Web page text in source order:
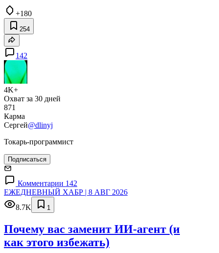
+180
254
142
4K+
Охват за 30 дней
871
Карма
Сергей@dlinyj
Токарь-программист
Подписаться
Комментарии 142
ЕЖЕДНЕВНЫЙ ХАБР | 8 АВГ 2026
8.7K
1
Почему вас заменит ИИ‑агент (и
как этого избежать)